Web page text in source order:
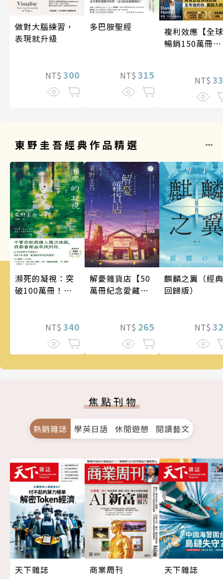
做對大腦練習，
表現就升級
NT$ 300
多巴胺聖經
NT$ 315
複利效應【全球
暢銷150萬冊・
NT$
東野圭吾經典作品精選
瀕死的凝視：突
破100萬冊！這
的情慾與驚悚！
NT$ 340
解憂雜貨店【50
萬冊紀念愛藏
NT$ 265
麒麟之翼（經典
回歸版）
NT$
焦點刊物
熱銷雜誌 學英日語 休閒遊憩 閱讀藝文
天下雜誌
商業周刊
天下雜誌